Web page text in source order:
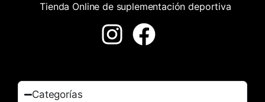
Tienda Online de suplementación deportiva
Categorías